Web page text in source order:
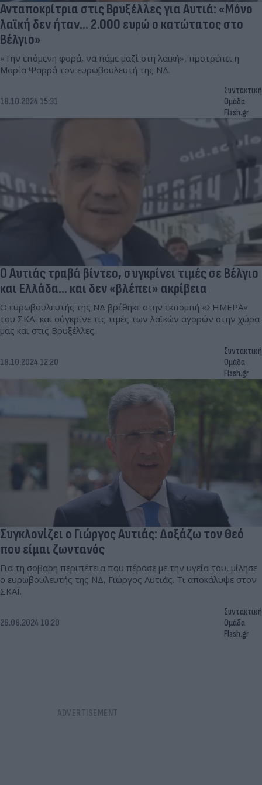
Ανταποκρίτρια στις Βρυξέλλες για Αυτιά: «Μόνο
λαϊκή δεν ήταν... 2.000 ευρώ ο κατώτατος στο
Βέλγιο»
«Την επόμενη φορά, να πάμε μαζί στη λαϊκή», προτρέπει η
Μαρία Ψαρρά τον ευρωβουλευτή της ΝΔ.
18.10.2024 15:31
Συντακτική
Ομάδα
Flash.gr
Ο Αυτιάς τραβά βίντεο, συγκρίνει τιμές σε Βέλγιο
και Ελλάδα... και δεν «βλέπει» ακρίβεια
Ο ευρωβουλευτής της ΝΔ βρέθηκε στην εκπομπή «ΣΗΜΕΡΑ»
του ΣΚΑΪ και σύγκρινε τις τιμές των λαϊκών αγορών στην χώρα
μας και στις Βρυξέλλες.
18.10.2024 12:20
Συντακτική
Ομάδα
Flash.gr
Συγκλονίζει ο Γιώργος Αυτιάς: Δοξάζω τον Θεό
που είμαι ζωντανός
Για τη σοβαρή περιπέτεια που πέρασε με την υγεία του, μίλησε
ο ευρωβουλευτής της ΝΔ, Γιώργος Αυτιάς. Τι αποκάλυψε στον
ΣΚΑΪ.
26.08.2024 10:20
Συντακτική
Ομάδα
Flash.gr